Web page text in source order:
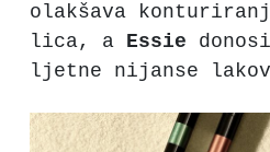
olakšava
lica, a Essie
ljetne nijanse